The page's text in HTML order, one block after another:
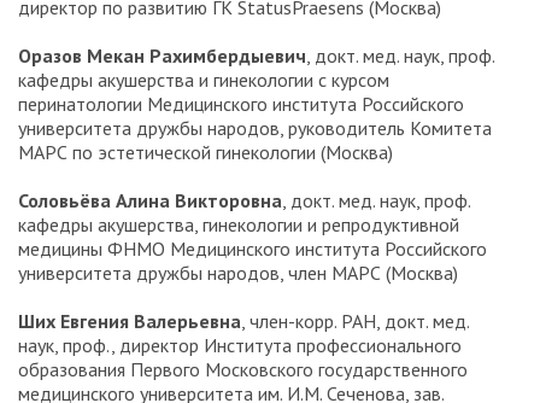
директор по развитию ГК StatusPraesens (Москва)
Оразов Мекан Рахимбердыевич , докт. мед. наук, проф.
кафедры акушерства и гинекологии с курсом
перинатологии Медицинского института Российского
университета дружбы народов, руководитель Комитета
МАРС по эстетической гинекологии (Москва)
Соловьёва Алина Викторовна , докт. мед. наук, проф.
кафедры акушерства, гинекологии и репродуктивной
медицины ФНМО Медицинского института Российского
университета дружбы народов, член МАРС (Москва)
Ших Евгения Валерьевна , член-корр. РАН, докт. мед.
наук, проф., директор Института профессионального
образования Первого Московского государственного
медицинского университета им. И. М. Сеченова, зав.